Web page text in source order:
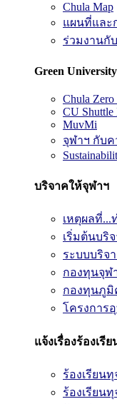
Chula Map
แผนที่และ
ร่วมงานกั
Green University
Chula Zero
CU Shuttle
MuvMi
จุฬาฯ กับ
บริจาคให้จุฬาฯ
เหตุผลที่...
เริ่มต้นบริ
ระบบบริจ
กองทุนจุฬ
กองทุนภูมิ
โครงการ
แจ้งเรื่องร้องเรี
ร้องเรียน
ร้องเรียน